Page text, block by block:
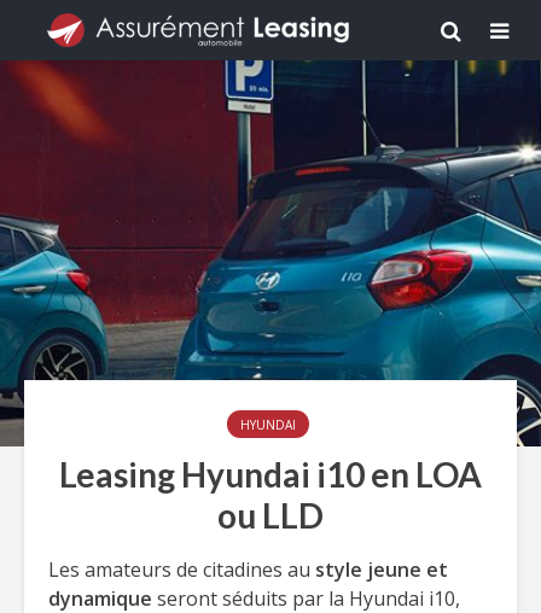
HYUNDAI
Leasing Hyundai i10 en LOA
ou LLD
Les amateurs de citadines au style jeune et
dynamique seront séduits par la Hyundai i10,